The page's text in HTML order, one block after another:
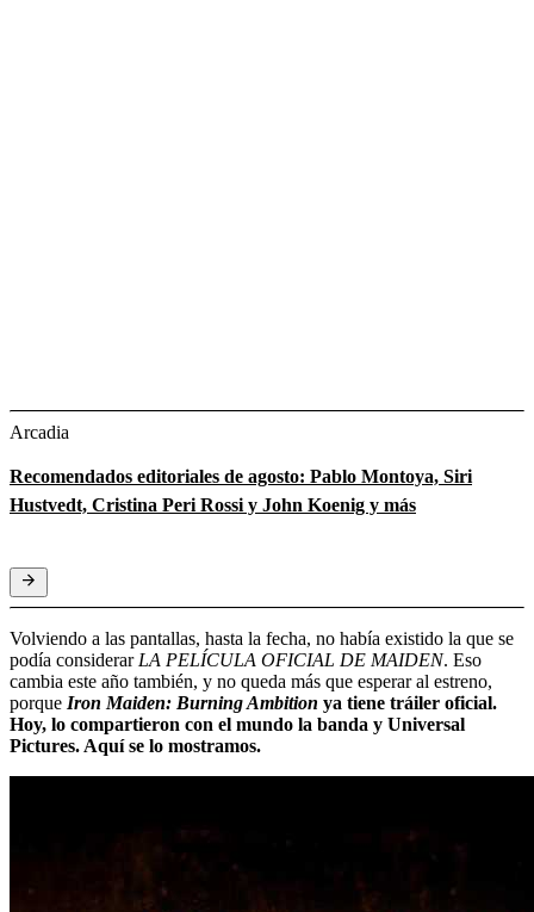
Arcadia
Recomendados editoriales de agosto: Pablo Montoya, Siri
Hustvedt, Cristina Peri Rossi y John Koenig y más
Volviendo a las pantallas, hasta la fecha, no había existido la que se
podía considerar LA PELÍCULA OFICIAL DE MAIDEN. Eso
cambia este año también, y no queda más que esperar al estreno,
porque Iron Maiden: Burning Ambition ya tiene tráiler oficial.
Hoy, lo compartieron con el mundo la banda y Universal
Pictures. Aquí se lo mostramos.